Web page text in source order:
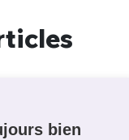
bien